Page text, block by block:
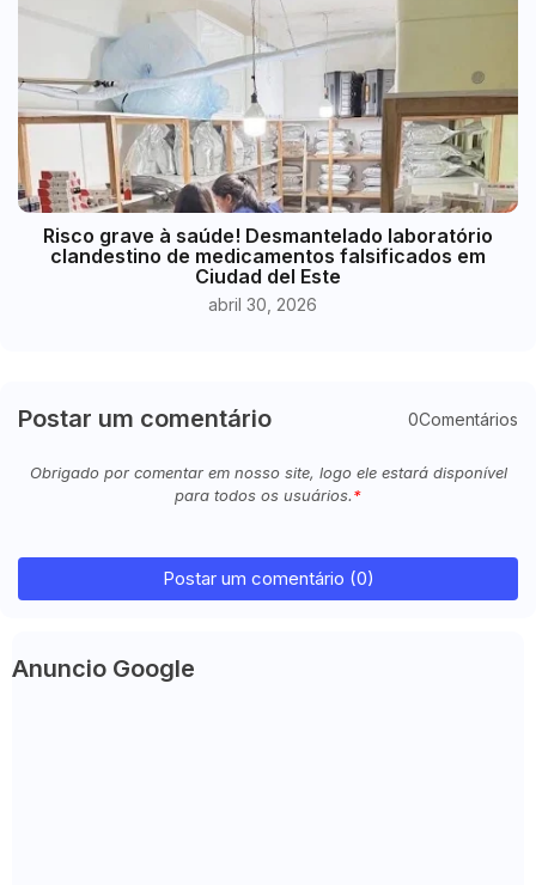
Risco grave à saúde! Desmantelado laboratório
clandestino de medicamentos falsificados em
Ciudad del Este
abril 30, 2026
Postar um comentário 0Comentários
Obrigado por comentar em nosso site, logo ele estará disponível
para todos os usuários.
Postar um comentário (0)
Anuncio Google